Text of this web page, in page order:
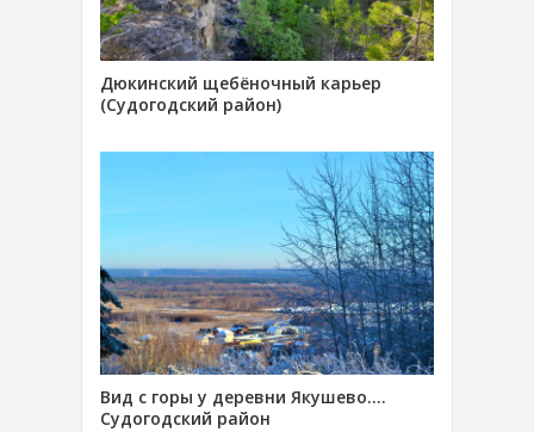
Дюкинский щебёночный карьер
(Судогодский район)
Вид с горы у деревни Якушево….
Судогодский район